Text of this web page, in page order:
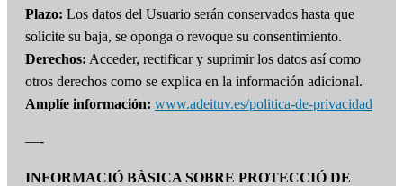
Plazo: Los datos del Usuario serán conservados hasta que
solicite su baja, se oponga o revoque su consentimiento.
Derechos: Acceder, rectificar y suprimir los datos así como
otros derechos como se explica en la información adicional.
Amplíe información: www.adeituv.es/politica-de-privacidad
—-
INFORMACIÓ BÀSICA SOBRE PROTECCIÓ DE